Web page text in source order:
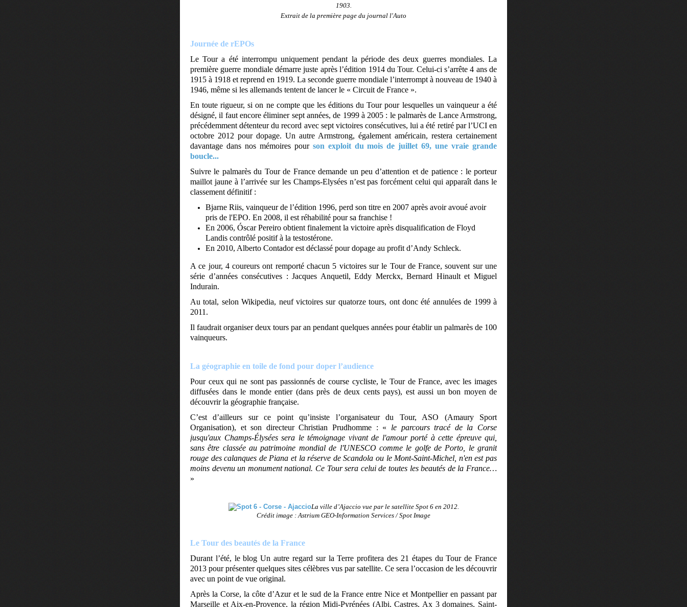
1903.
Extrait de la première page du journal l'Auto
Journée de rEPOs
Le Tour a été interrompu uniquement pendant la période des deux guerres mondiales. La
première guerre mondiale démarre juste après l’édition 1914 du Tour. Celui-ci s’arrête 4 ans de
1915 à 1918 et reprend en 1919. La seconde guerre mondiale l’interrompt à nouveau de 1940 à
1946, même si les allemands tentent de lancer le « Circuit de France ».
En toute rigueur, si on ne compte que les éditions du Tour pour lesquelles un vainqueur a été
désigné, il faut encore éliminer sept années, de 1999 à 2005 : le palmarès de Lance Armstrong,
précédemment détenteur du record avec sept victoires consécutives, lui a été retiré par l’UCI en
octobre 2012 pour dopage. Un autre Armstrong, également américain, restera certainement
davantage dans nos mémoires pour son exploit du mois de juillet 69, une vraie grande
boucle...
Suivre le palmarès du Tour de France demande un peu d’attention et de patience : le porteur
maillot jaune à l’arrivée sur les Champs-Elysées n’est pas forcément celui qui apparaît dans le
classement définitif :
Bjarne Riis, vainqueur de l’édition 1996, perd son titre en 2007 après avoir avoué avoir
pris de l'EPO. En 2008, il est réhabilité pour sa franchise !
En 2006, Óscar Pereiro obtient finalement la victoire après disqualification de Floyd
Landis contrôlé positif à la testostérone.
En 2010, Alberto Contador est déclassé pour dopage au profit d’Andy Schleck.
A ce jour, 4 coureurs ont remporté chacun 5 victoires sur le Tour de France, souvent sur une
série d’années consécutives : Jacques Anquetil, Eddy Merckx, Bernard Hinault et Miguel
Indurain.
Au total, selon Wikipedia, neuf victoires sur quatorze tours, ont donc été annulées de 1999 à
2011.
Il faudrait organiser deux tours par an pendant quelques années pour établir un palmarès de 100
vainqueurs.
La géographie en toile de fond pour doper l’audience
Pour ceux qui ne sont pas passionnés de course cycliste, le Tour de France, avec les images
diffusées dans le monde entier (dans près de deux cents pays), est aussi un bon moyen de
découvrir la géographie française.
C’est d’ailleurs sur ce point qu’insiste l’organisateur du Tour, ASO (Amaury Sport
Organisation), et son directeur Christian Prudhomme : « le parcours tracé de la Corse
jusqu'aux Champs-Élysées sera le témoignage vivant de l'amour porté à cette épreuve qui,
sans être classée au patrimoine mondial de l'UNESCO comme le golfe de Porto, le granit
rouge des calanques de Piana et la réserve de Scandola ou le Mont-Saint-Michel, n'en est pas
moins devenu un monument national. Ce Tour sera celui de toutes les beautés de la France…
»
La ville d’Ajaccio vue par le satellite Spot 6 en 2012.
Crédit image : Astrium GEO-Information Services / Spot Image
Le Tour des beautés de la France
Durant l’été, le blog Un autre regard sur la Terre profitera des 21 étapes du Tour de France
2013 pour présenter quelques sites célèbres vus par satellite. Ce sera l’occasion de les découvrir
avec un point de vue original.
Après la Corse, la côte d’Azur et le sud de la France entre Nice et Montpellier en passant par
Marseille et Aix-en-Provence, la région Midi-Pyrénées (Albi, Castres, Ax 3 domaines, Saint-